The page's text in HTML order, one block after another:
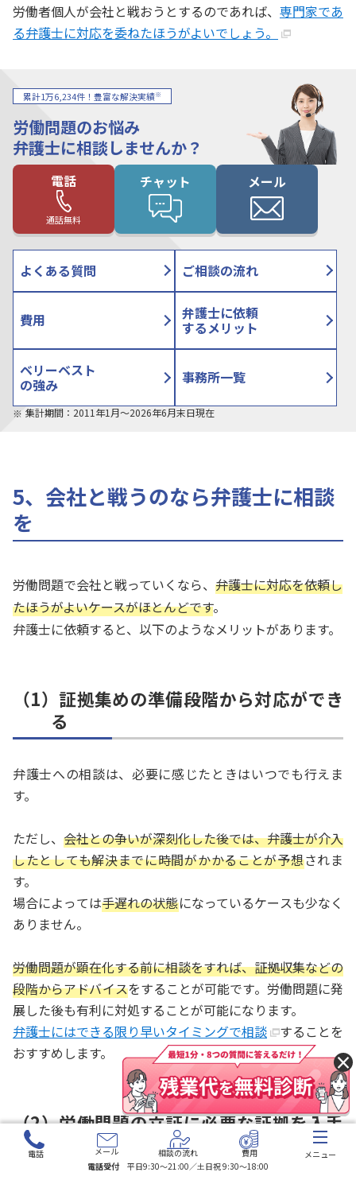
労働者個人が会社と戦おうとするのであれば、 専門家であ
る弁護士に対応を委ねたほうがよいでしょう。
累計1万6,234件！豊富な解決実績※
労働問題のお悩み
弁護士に相談しませんか？
電話
通話無料
チャット メール
よくある質問 ご相談の流れ
費用 弁護士に依頼
するメリット
ベリーベスト
の強み 事務所一覧
集計期間：2011年1月〜2026年6月末日現在
5、会社と戦うのなら弁護士に相談
を
労働問題で会社と戦っていくなら、 弁護士に対応を依頼し
たほうがよいケースがほとんどです。
弁護士に依頼すると、以下のようなメリットがあります。
（1）証拠集めの準備段階から対応ができ
る
弁護士への相談は、必要に感じたときはいつでも行えま
す。
ただし、 会社との争いが深刻化した後では、弁護士が介入
したとしても解決までに時間がかかることが予想されま
す。
場合によっては手遅れの状態になっているケースも少なく
ありません。
労働問題が顕在化する前に相談をすれば、証拠収集などの
段階からアドバイスをすることが可能です。労働問題に発
展した後も有利に対処することが可能になります。
弁護士にはできる限り早いタイミングで相談
することを
おすすめします。
（2）労働問題の立証に必要な証拠を入手
できる
電話 メール 相談の流れ 費用
メニュー
電話受付
平日9:30〜21:00／土日祝 9:30〜18:00
×